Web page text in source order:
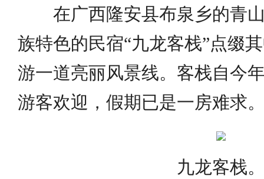
在广西隆安县布泉乡的青山
族特色的民宿“九龙客栈”点缀
游一道亮丽风景线。客栈自今
游客欢迎，假期已是一房难求
九龙客栈